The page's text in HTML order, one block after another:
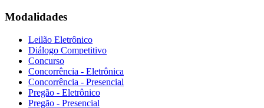
Modalidades
Leilão Eletrônico
Diálogo Competitivo
Concurso
Concorrência - Eletrônica
Concorrência - Presencial
Pregão - Eletrônico
Pregão - Presencial